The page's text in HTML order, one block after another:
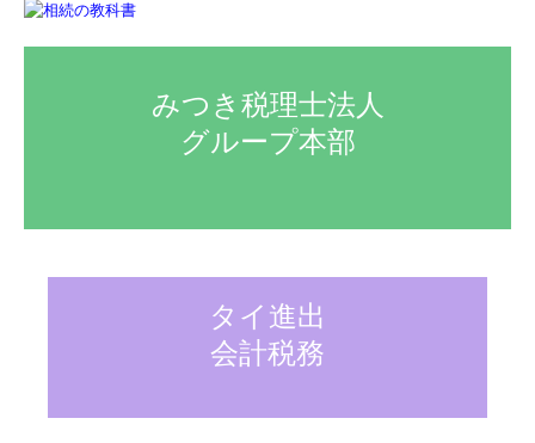
みつき税理士法人
グループ本部
タイ進出
会計税務